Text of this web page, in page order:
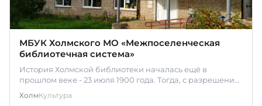
МБУК Холмского МО «Межпоселенческая
библиотечная система»
История Холмской библиотеки началась ещё в
прошлом веке - 23 июля 1900 года. Тогда, с разрешения
ХолмКультура